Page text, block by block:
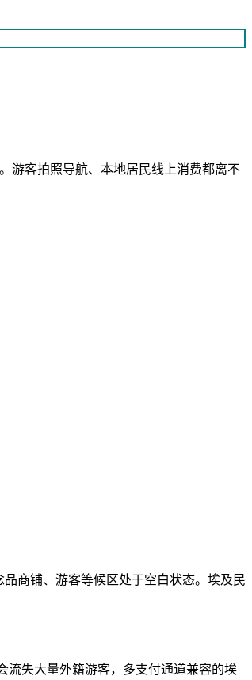
游客拍照导航、本地居民线上消费都离不
商铺、游客等候区处于空白状态。埃及民
流失大量外籍游客，多支付通道兼容的埃